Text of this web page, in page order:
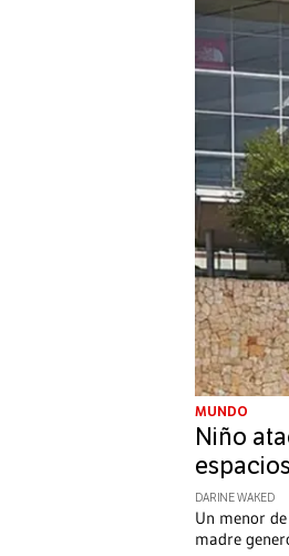
MUNDO
Niño
DARINE WAKED
Un menor
madre